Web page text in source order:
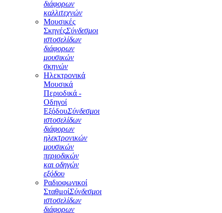
διάφορων
καλλιτεχνών
Μουσικές
ΣκηνέςΣύνδεσμοι
ιστοσελίδων
διάφορων
μουσικών
σκηνών
Ηλεκτρονικά
Μουσικά
Περιοδικά -
Οδηγοί
ΕξόδουΣύνδεσμοι
ιστοσελίδων
διάφορων
ηλεκτρονικών
μουσικών
περιοδικών
και οδηγών
εξόδου
Ραδιοφωνικοί
ΣταθμοίΣύνδεσμοι
ιστοσελίδων
διάφορων